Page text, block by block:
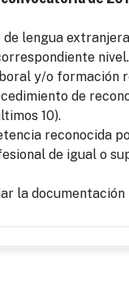
lengua
nivel.
y/o formación
de
10).
reconocida
de igual o
la